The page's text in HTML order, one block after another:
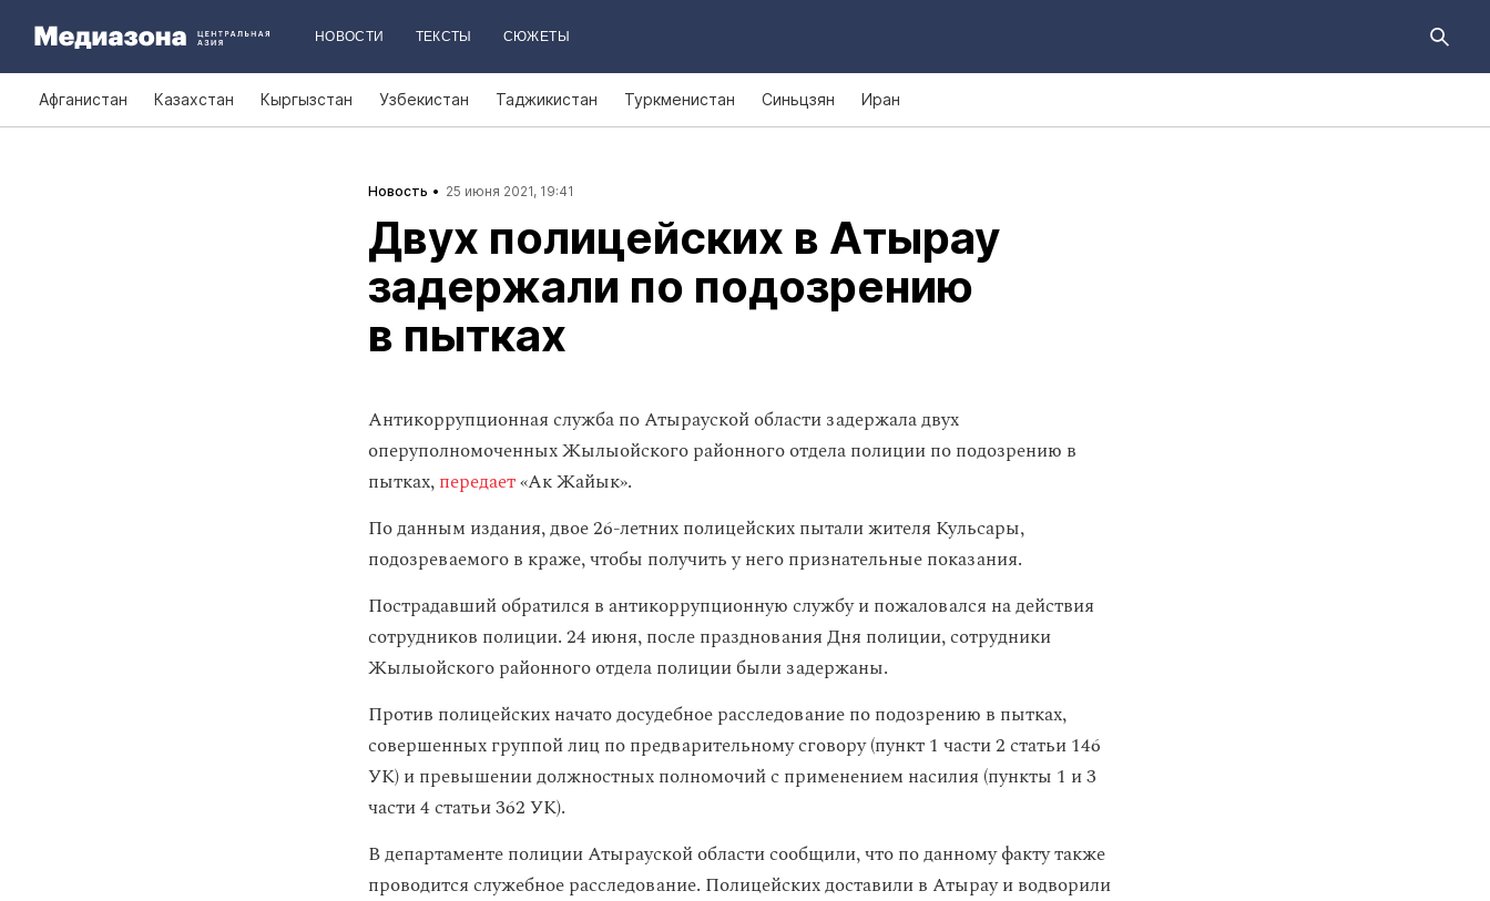
НОВОСТИ ТЕКСТЫ СЮЖЕТЫ
Афганистан Казахстан Кыргызстан Узбекистан Таджикистан Туркменистан Синьцзян Иран
Новость 25 июня 2021, 19:41
Двух полицейских в Атырау
задержали по подозрению
в пытках
Антикоррупционная служба по Атырауской области задержала двух
оперуполномоченных Жылыойского районного отдела полиции по подозрению в
пытках,передает«Ак Жайык».
По данным издания, двое 26-летних полицейских пытали жителя Кульсары,
подозреваемого в краже, чтобы получить у него признательные показания.
Пострадавший обратился в антикоррупционную службу и пожаловался на действия
сотрудников полиции. 24 июня, после празднования Дня полиции, сотрудники
Жылыойского районного отдела полиции были задержаны.
Против полицейских начато досудебное расследование по подозрению в пытках,
совершенных группой лиц по предварительному сговору (пункт 1 части 2 статьи 146
УК) и превышении должностных полномочий с применением насилия (пункты 1 и 3
части 4 статьи 362 УК).
В департаменте полиции Атырауской области сообщили, что по данному факту также
проводится служебное расследование. Полицейских доставили в Атырау и водворили